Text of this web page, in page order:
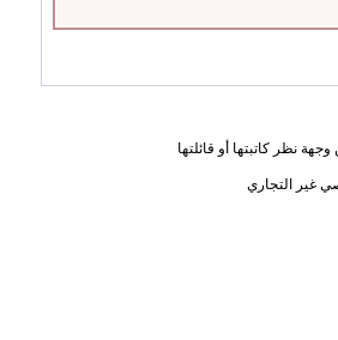
نظر كاتبتها أو قائلتها
غير التجاري